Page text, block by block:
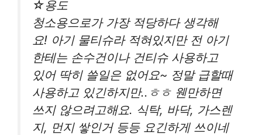
☆용도
청소용으로가 가장 적당하다 생각해
요! 아기 물티슈라 적혀있지만 전 아기
한테는 손수건이나 건티슈 사용하고
있어 딱히 쓸일은 없어요~ 정말 급할때
사용하고 있긴하지만..ㅎㅎ 웬만하면
쓰지 않으려고해요. 식탁, 바닥, 가스렌
지, 먼지 쌓인거 등등 요긴하게 쓰이네